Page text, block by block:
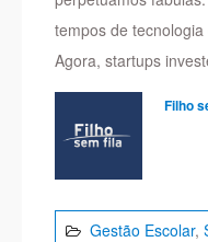
tempos de
Agora, startups
Filho
Gestão Escolar,